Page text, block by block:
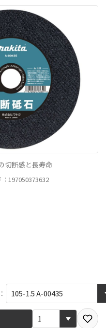
切断感と長寿命
197050373632
きる商品です
品です（宅配便でのお届けが